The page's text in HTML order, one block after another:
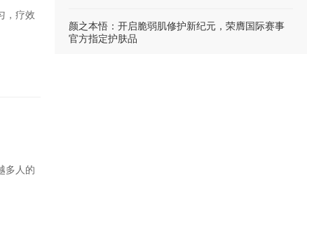
，疗效
多人的
颜之本悟：开启脆弱肌修护新纪元，荣膺国际赛事
官方指定护肤品